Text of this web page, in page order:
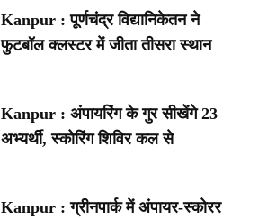
Kanpur : पूर्णचंद्र विद्यानिकेतन ने
फुटबॉल क्लस्टर में जीता तीसरा स्थान
Kanpur : अंपायरिंग के गुर सीखेंगे 23
अभ्यर्थी, स्कोरिंग शिविर कल से
Kanpur : ग्रीनपार्क में अंपायर-स्कोरर